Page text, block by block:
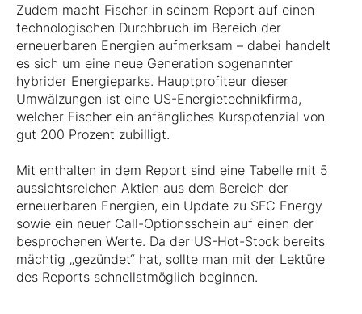
Zudem macht Fischer in seinem Report auf einen
technologischen Durchbruch im Bereich der
erneuerbaren Energien aufmerksam – dabei handelt
es sich um eine neue Generation sogenannter
hybrider Energieparks. Hauptprofiteur dieser
Umwälzungen ist eine US-Energietechnikfirma,
welcher Fischer ein anfängliches Kurspotenzial von
gut 200 Prozent zubilligt.
Mit enthalten in dem Report sind eine Tabelle mit 5
aussichtsreichen Aktien aus dem Bereich der
erneuerbaren Energien, ein Update zu SFC Energy
sowie ein neuer Call-Optionsschein auf einen der
besprochenen Werte. Da der US-Hot-Stock bereits
mächtig „gezündet“ hat, sollte man mit der Lektüre
des Reports schnellstmöglich beginnen.